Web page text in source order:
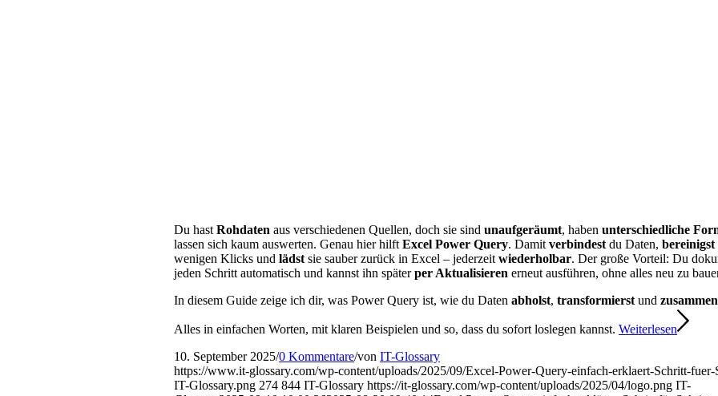
Du hast Rohdaten aus verschiedenen Quellen, doch sie sind unaufgeräumt, haben unterschiedliche
lassen sich kaum auswerten. Genau hier hilft Excel Power Query. Damit verbindest du Daten, bereinigst
wenigen Klicks und lädst sie sauber zurück in Excel – jederzeit wiederholbar. Der große Vorteil: Du
jeden Schritt automatisch und kannst ihn späterper Aktualisieren erneut ausführen, ohne alles neu zu
In diesem Guide zeige ich dir, was Power Query ist, wie du Daten abholst, transformierst und
Alles in einfachen Worten, mit klaren Beispielen und so, dass du sofort loslegen kannst. Weiterlesen
10. September 2025/0 Kommentare/von IT-Glossary
https://www.it-glossary.com/wp-content/uploads/2025/09/Excel-Power-Query-einfach-erklaert-Schritt-fuer-
IT-Glossary.png 274 844 IT-Glossary https://it-glossary.com/wp-content/uploads/2025/04/logo.png IT-